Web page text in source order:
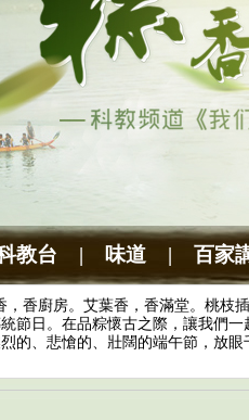
教台 | 味道 | 百家
廚房。艾葉香，香滿堂。桃枝插
節日。在品粽懷古之際，讓我們
的、悲愴的、壯闊的端午節，放